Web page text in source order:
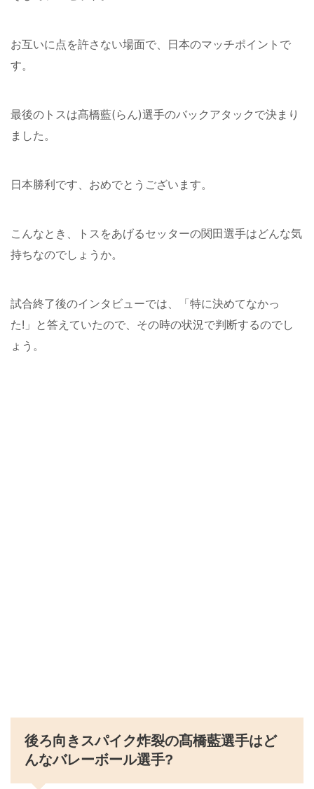
お互いに点を許さない場面で、日本のマッチポイントで
す。
最後のトスは髙橋藍(らん)選手のバックアタックで決まり
ました。
日本勝利です、おめでとうございます。
こんなとき、トスをあげるセッターの関田選手はどんな気
持ちなのでしょうか。
試合終了後のインタビューでは、「特に決めてなかっ
た!」と答えていたので、その時の状況で判断するのでし
ょう。
後ろ向きスパイク炸裂の髙橋藍選手はど
んなバレーボール選手?